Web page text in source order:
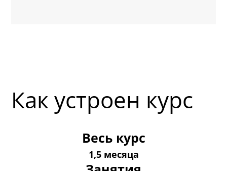
Как устроен курс
Весь курс
1,5 месяца